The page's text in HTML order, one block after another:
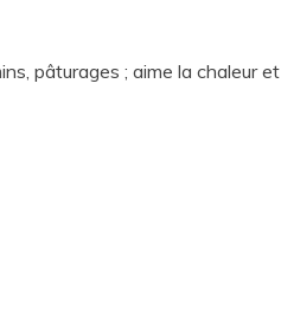
pâturages ; aime la chaleur et